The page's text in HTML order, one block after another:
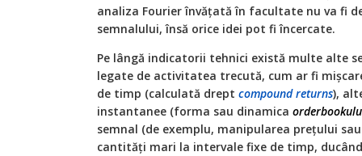
analiza Fourier învăţată în facultate nu va fi
semnalului, însă orice idei pot fi încercate.
Pe lângă indicatorii tehnici există multe alte
legate de activitatea trecută, cum ar fi
de timp (calculată drept compound returns),
instantanee (forma sau dinamica
semnal (de exemplu, manipularea preţului
cantităţi mari la intervale fixe de timp,